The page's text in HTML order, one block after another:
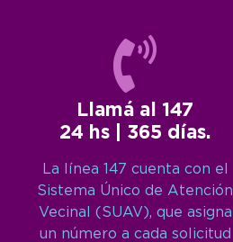
Llamá al 147
24 hs | 365 días.
La línea 147 cuenta con el
Sistema Único de Atención
Vecinal (SUAV), que asigna
un número a cada solicitud